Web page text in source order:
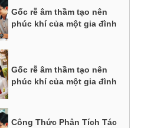
Gốc rễ âm thầm tạo nên
phúc khí của một gia đình
Gốc rễ âm thầm tạo nên
phúc khí của một gia đình
Công Thức Phân Tích Tác